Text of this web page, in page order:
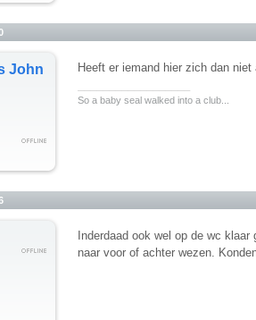
John
Heeft er iemand hier zich dan
So a baby seal walked into a club...
Inderdaad ook wel op de wc
naar voor of achter wezen.